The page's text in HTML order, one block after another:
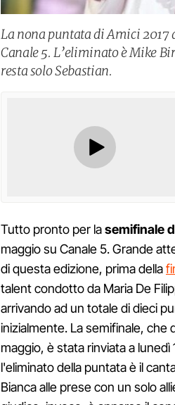
La nona puntata di Amici 2017
Canale 5. L’eliminato è Mike
resta solo Sebastian.
Tutto pronto per lasemifinale
maggio su Canale 5. Grande
di questa edizione, prima della
talent condotto da Maria De
arrivando ad un totale di dieci
inizialmente. La semifinale, che
maggio, è stata rinviata a
l'eliminato della puntata è il
Bianca alle prese con un solo